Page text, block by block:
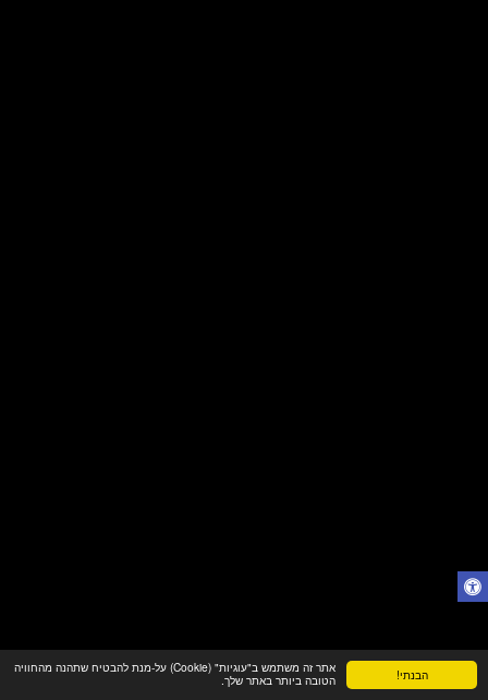
הבנתי!
אתר זה משתמש ב"עוגיות" (Cookie) על-מנת להבטיח שתהנה מהחוויה
הטובה ביותר באתר שלך.